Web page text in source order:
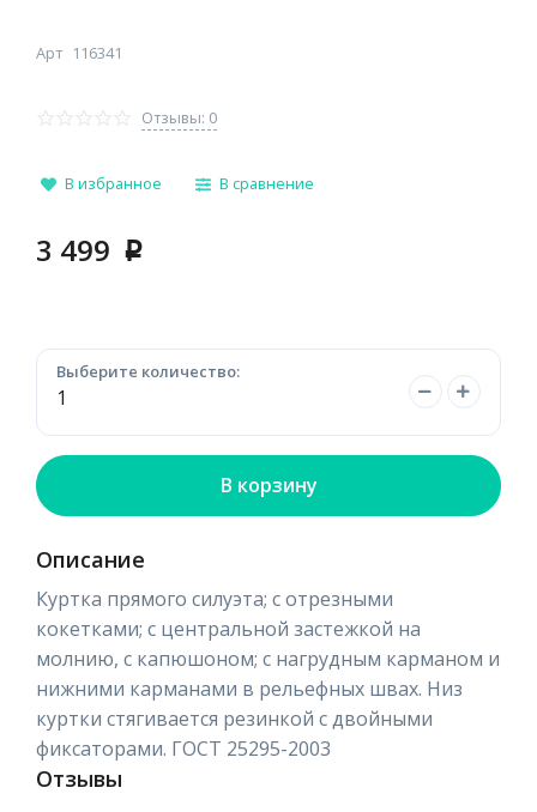
Арт 116341
Отзывы: 0
В избранное В сравнение
3 499 p
Выберите количество:
В корзину
Описание
Куртка прямого силуэта; с отрезными
кокетками; с центральной застежкой на
молнию, с капюшоном; с нагрудным карманом и
нижними карманами в рельефных швах. Низ
куртки стягивается резинкой с двойными
фиксаторами. ГОСТ 25295-2003
Отзывы